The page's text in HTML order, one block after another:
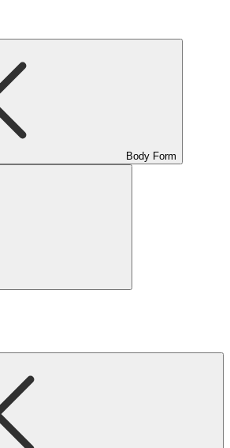
Body Form